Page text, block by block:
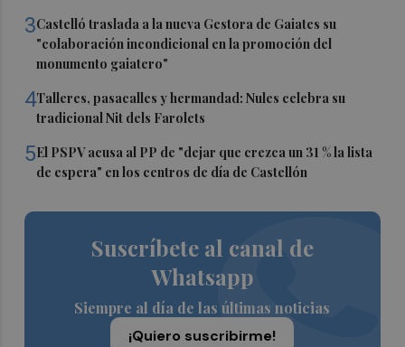
3Castelló traslada a la nueva Gestora de Gaiates su
"colaboración incondicional en la promoción del
monumento gaiatero"
4Talleres, pasacalles y hermandad: Nules celebra su
tradicional Nit dels Farolets
5El PSPV acusa al PP de "dejar que crezca un 31 % la lista
de espera" en los centros de día de Castellón
Suscríbete al canal de
Whatsapp
Siempre al día de las últimas noticias
¡Quiero suscribirme!